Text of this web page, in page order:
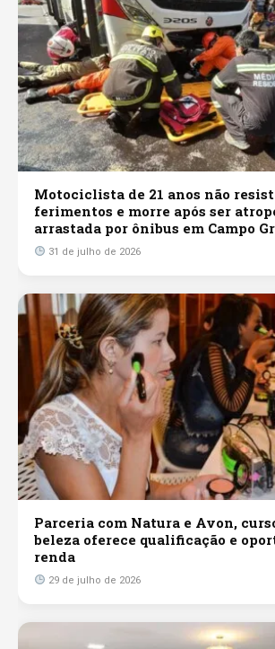
Motociclista de 21 anos não
ferimentos e morre após ser
arrastada por ônibus em Campo
31 de julho de 2026
Parceria com Natura e Avon,
beleza oferece qualificação e
renda
29 de julho de 2026